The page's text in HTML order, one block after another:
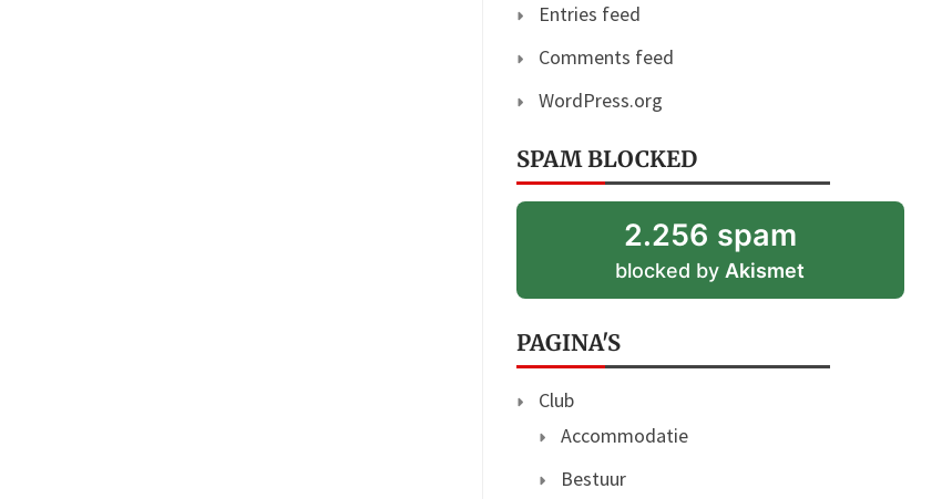
Entries feed
Comments feed
WordPress.org
SPAM BLOCKED
2.256 spam
blocked byAkismet
PAGINA'S
Club
Accommodatie
Bestuur